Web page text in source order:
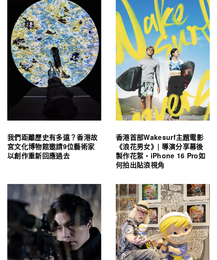
我們距離歷史有多遠？香港故
宮文化博物館邀請9位藝術家
以創作重新回應過去
香港首部Wakesurf主題電影
《浪花男女》| 導演分享幕後
製作花絮・iPhone 16 Pro如
何拍出貼浪視角